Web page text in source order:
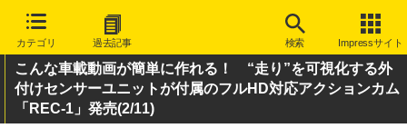
カテゴリ 過去記事 検索 Impressサイト
こんな車載動画が簡単に作れる！ “走り”を可視化する外
付けセンサーユニットが付属のフルHD対応アクションカム
「REC-1」発売(2/11)